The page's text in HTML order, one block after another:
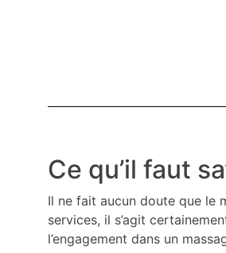
Ce qu’il faut
Il ne fait aucun doute que le
services, il s’agit
l’engagement dans un